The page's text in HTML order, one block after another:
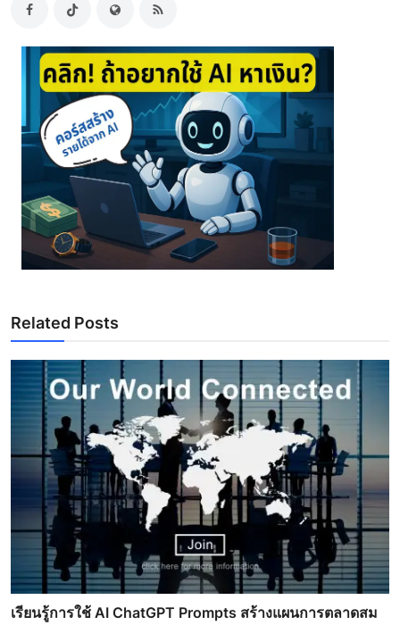
Related Posts
เรียนรู้การใช้ AI ChatGPT Prompts สร้างแผนการตลาดสม